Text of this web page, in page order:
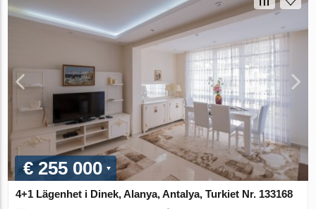
€ 255 000
4+1 Lägenhet i Dinek, Alanya, Antalya, Turkiet Nr. 133168